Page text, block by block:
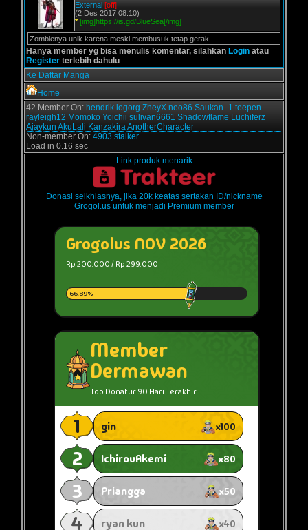
External [off]
(2 Des 2017 08:10)
* [img]https://is.gd/BlueSea[/img]
Zombienya unik karena meski membusuk tetap gerak
Hanya member yg bisa menulis komentar, silahkan Login atau
Register terlebih dahulu
Ke Daftar Manga
Home
42 Member On: hendrik logorg ZheyX neo86 Saukan_1 teepen
rayleigh12 Momoko Yoichii sulivan6661 Shadowflame Luchiferz
Ajaykun AkuLali KanzakiraAnotherCharacter
Non-member On: 4903 stalker.
Load in 0.16 sec
Link produk menarik
Donasi seikhlasnya, jika 20k keatas sertakan ID/nickname
Grogol.us untuk menjadi Premium member